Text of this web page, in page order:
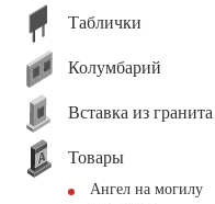
Таблички
Колумбарий
Вставка из гранита
Товары
Ангел на могилу